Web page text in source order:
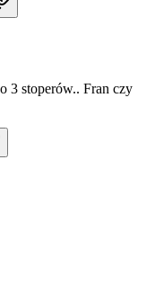
3 stoperów.. Fran czy